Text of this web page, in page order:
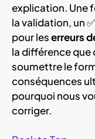
explication. Une
la validation, un
pour leserreurs
la différence
soumettre le
conséquences
pourquoi nous
corriger.